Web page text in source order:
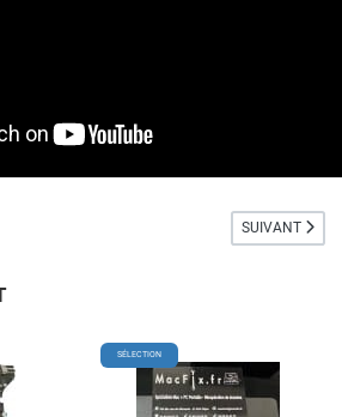
PRO / AIR, IMAC, MAC MINI VERROUILLÉ
ARTICLE
SUIVANT
Add to Wishlist
Add to Compare
SÉLECTION